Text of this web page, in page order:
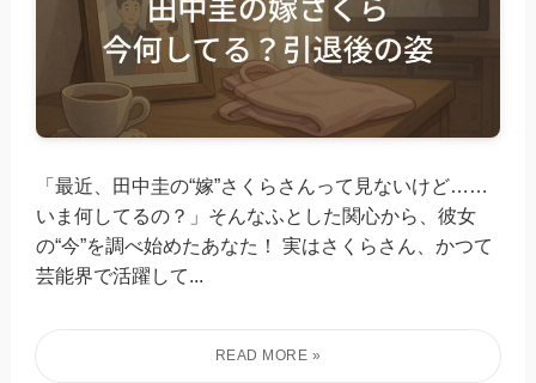
「最近、田中圭の“嫁”さくらさんって見ないけど……
いま何してるの？」そんなふとした関心から、彼女
の“今”を調べ始めたあなた！ 実はさくらさん、かつて
芸能界で活躍して...